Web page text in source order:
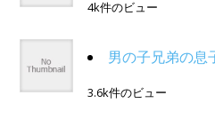
4k件のビュー
男の子兄弟の息
3.6k件のビュー